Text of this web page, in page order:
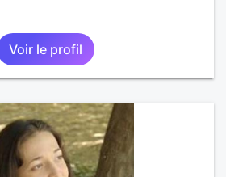
Voir le profil